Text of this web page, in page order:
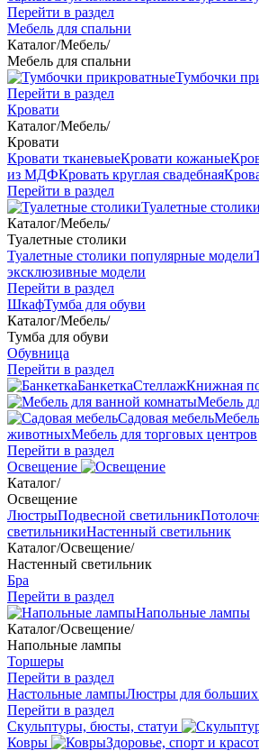
Перейти в раздел
Мебель для спальни
Каталог/Мебель/
Мебель для спальни
Тумбочки
Перейти в раздел
Кровати
Каталог/Мебель/
Кровати
Кровати тканевыеКровати кожаные
из МДФКровать круглая свадебная
Перейти в раздел
Туалетные столики
Каталог/Мебель/
Туалетные столики
Туалетные столики популярные модели
эксклюзивные модели
Перейти в раздел
ШкафТумба для обуви
Каталог/Мебель/
Тумба для обуви
Обувница
Перейти в раздел
БанкеткаСтеллажКнижная
Мебель
Садовая мебель
животныхМебель для торговых центров
Перейти в раздел
Освещение
Каталог/
Освещение
ЛюстрыПодвесной светильник
светильникиНастенный светильник
Каталог/Освещение/
Настенный светильник
Бра
Перейти в раздел
Напольные лампы
Каталог/Освещение/
Напольные лампы
Торшеры
Перейти в раздел
Настольные лампыЛюстры для
Перейти в раздел
Скульптуры, бюсты, статуи
Ковры
Здоровье, спорт и